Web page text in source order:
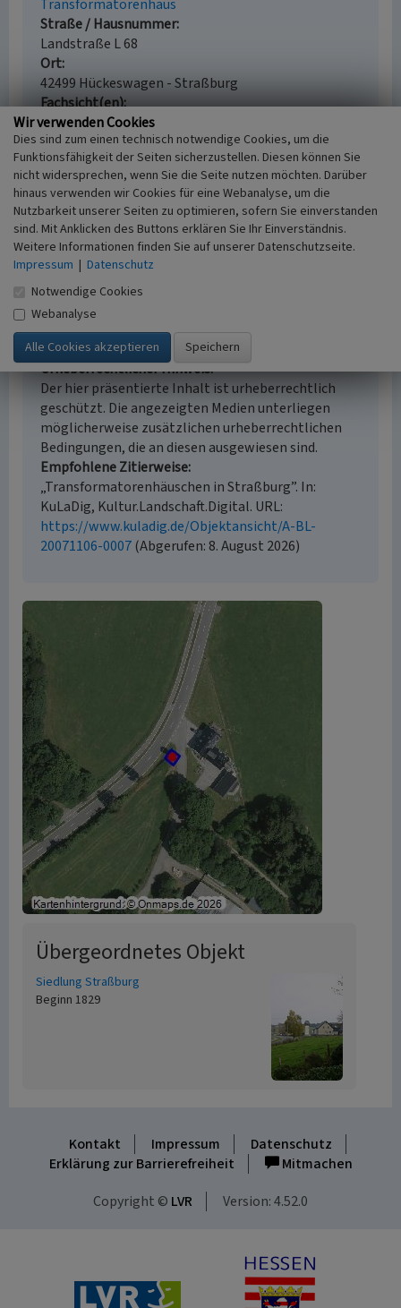
Transformatorenhaus
Straße / Hausnummer
Landstraße L 68
Ort
42499 Hückeswagen - Straßburg
Fachsicht(en)
Kulturlandschaftspflege
Erfassungsmaßstab
i.d.R. 1:5.000 (größer als 1:20.000)
Erfassungsmethode
Geländebegehung/-kartierung,
Literaturauswertung
Historischer Zeitraum
Beginn 1912
Empfohlene Zitierweise
Urheberrechtlicher Hinweis
Der hier präsentierte Inhalt ist urheberrechtlich
geschützt. Die angezeigten Medien unterliegen
möglicherweise zusätzlichen urheberrechtlichen
Bedingungen, die an diesen ausgewiesen sind.
Empfohlene Zitierweise
„Transformatorenhäuschen in Straßburg”. In:
KuLaDig, Kultur.Landschaft.Digital. URL:
https://www.kuladig.de/Objektansicht/A-BL-
20071106-0007(Abgerufen: 8. August 2026)
Übergeordnetes Objekt
Siedlung Straßburg
Beginn 1829
Kontakt Impressum
Datenschutz
Erklärung zur Barrierefreiheit
Mitmachen
Copyright © LVR Version: 4.52.0
Wir verwenden Cookies
Dies sind zum einen technisch notwendige Cookies, um die
Funktionsfähigkeit der Seiten sicherzustellen. Diesen können Sie
nicht widersprechen, wenn Sie die Seite nutzen möchten. Darüber
hinaus verwenden wir Cookies für eine Webanalyse, um die
Nutzbarkeit unserer Seiten zu optimieren, sofern Sie einverstanden
sind. Mit Anklicken des Buttons erklären Sie Ihr Einverständnis.
Weitere Informationen finden Sie auf unserer Datenschutzseite.
Impressum | Datenschutz
Notwendige Cookies
Webanalyse